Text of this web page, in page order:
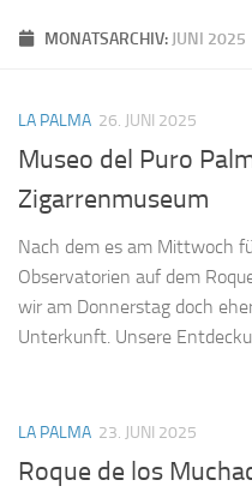
MONATSARCHIV: JUNI 2025
LA PALMA 26. JUNI 2025
Museo del Puro
Zigarrenmuseum
Nach dem es am Mittwoch
Observatorien auf dem
wir am Donnerstag doch
Unterkunft. Unsere
LA PALMA 23. JUNI 2025
Roque de los